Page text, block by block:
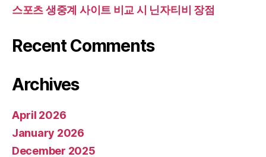
스포츠 생중계 사이트 비교 시 닌자티비 장점
Recent Comments
Archives
April 2026
January 2026
December 2025